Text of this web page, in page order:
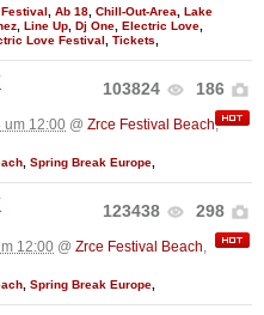
Festival Ab 18 Chill-Out-Area
Lake
Line Up Dj One Electric Love
Love Festival Tickets
103824 186
um 12:00 @ Zrce Festival Beach,
Spring Break Europe
123438 298
12:00 @ Zrce Festival Beach,
, Spring Break Europe,